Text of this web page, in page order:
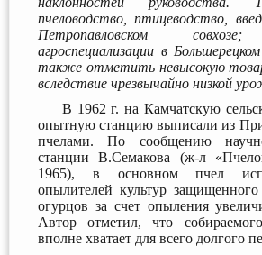
пчеловодство, птицеводство,
Петропавловском
агроспециализации в
также отметить невысокую
вследствие чрезвычайно низкой
В 1962 г. на Камчатскую
опытную станцию выписали из
пчелами. По сообщению
станции В.Семакова (ж-л
1965), в основном пчел
опылителей культур
огурцов за счет опыления
Автор отметил, что
вполне хватает для всего долгого